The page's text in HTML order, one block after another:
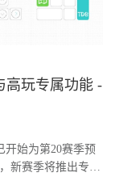
高玩专属功能 -
始为第20赛季预
新赛季将推出专为